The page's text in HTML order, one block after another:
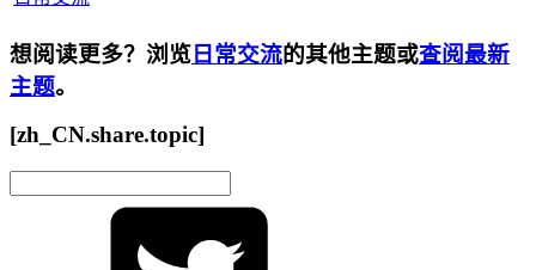
想阅读更多？浏览 日常交流的其他主题或查阅最新
主题。
[zh_CN.share.topic]